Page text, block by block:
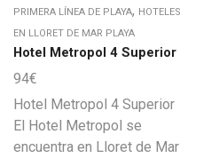
PRIMERA LÍNEA DE PLAYA, HOTELES
EN LLORET DE MAR PLAYA
Hotel Metropol 4 Superior
94€
Hotel Metropol 4 Superior
El Hotel Metropol se
encuentra en Lloret de Mar